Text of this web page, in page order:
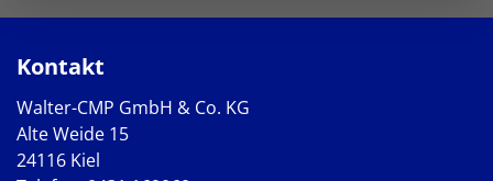
Kontakt
Walter-CMP GmbH & Co. KG
Alte Weide 15
24116 Kiel